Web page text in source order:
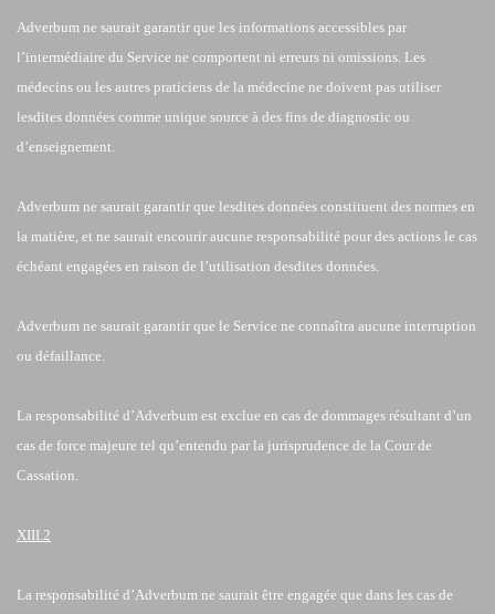
Adverbum ne saurait garantir que les informations accessibles par
l’intermédiaire du Service ne comportent ni erreurs ni omissions. Les
médecins ou les autres praticiens de la médecine ne doivent pas utiliser
lesdites données comme unique source à des fins de diagnostic ou
d’enseignement.
Adverbum ne saurait garantir que lesdites données constituent des normes en
la matière, et ne saurait encourir aucune responsabilité pour des actions le cas
échéant engagées en raison de l’utilisation desdites données.
Adverbum ne saurait garantir que le Service ne connaîtra aucune interruption
ou défaillance.
La responsabilité d’Adverbum est exclue en cas de dommages résultant d’un
cas de force majeure tel qu’entendu par la jurisprudence de la Cour de
Cassation.
XIII.2
La responsabilité d’Adverbum ne saurait être engagée que dans les cas de